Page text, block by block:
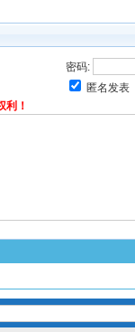
密码:
匿名发表
利！